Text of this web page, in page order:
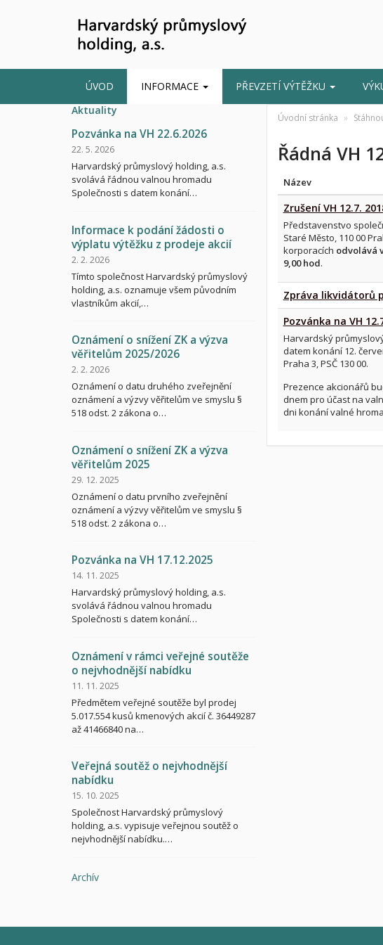
ÚVOD INFORMACE PŘEVZETÍ VÝTĚŽKU
Úvodní stránka
Řádná VH
Název
Zrušení VH 12.7.
Představenstvo
Staré Město, 110 00
korporacích odvolává
9,00 hod.
Zpráva likvidátorů
Pozvánka na VH
Harvardský
datem konání 12.
Praha 3, PSČ 130 00.
Prezence akcionářů
dnem pro účast na
dni konání valné
Aktuality
Pozvánka na VH 22.6.2026
22. 5. 2026
Harvardský průmyslový holding, a.s.
svolává řádnou valnou hromadu
Společnosti s datem konání…
Informace k podání žádosti o
výplatu výtěžku z prodeje akcií
2. 2. 2026
Tímto společnost Harvardský průmyslový
holding, a.s. oznamuje všem původním
vlastníkům akcií,…
Oznámení o snížení ZK a výzva
věřitelům 2025/2026
2. 2. 2026
Oznámení o datu druhého zveřejnění
oznámení a výzvy věřitelům ve smyslu §
518 odst. 2 zákona o…
Oznámení o snížení ZK a výzva
věřitelům 2025
29. 12. 2025
Oznámení o datu prvního zveřejnění
oznámení a výzvy věřitelům ve smyslu §
518 odst. 2 zákona o…
Pozvánka na VH 17.12.2025
14. 11. 2025
Harvardský průmyslový holding, a.s.
svolává řádnou valnou hromadu
Společnosti s datem konání…
Oznámení v rámci veřejné soutěže
o nejvhodnější nabídku
11. 11. 2025
Předmětem veřejné soutěže byl prodej
5.017.554 kusů kmenových akcií č. 36449287
až 41466840 na…
Veřejná soutěž o nejvhodnější
nabídku
15. 10. 2025
Společnost Harvardský průmyslový
holding, a.s. vypisuje veřejnou soutěž o
nejvhodnější nabídku.…
Archív